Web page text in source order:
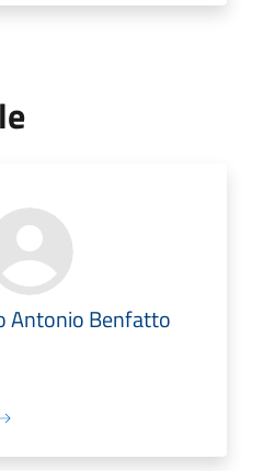
Antonio Benfatto